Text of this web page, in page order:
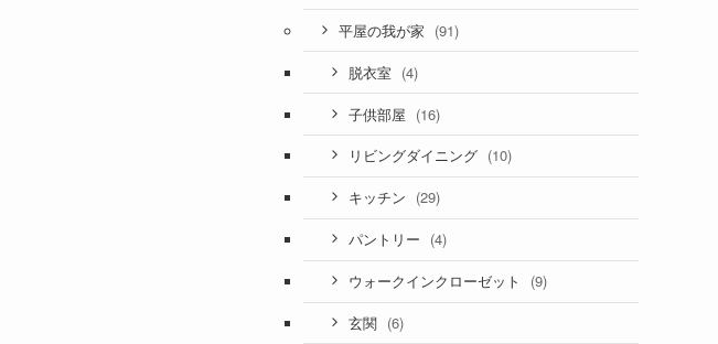
平屋の我が家 (91)
脱衣室 (4)
子供部屋 (16)
リビングダイニング (10)
キッチン (29)
パントリー (4)
ウォークインクローゼット (9)
玄関 (6)